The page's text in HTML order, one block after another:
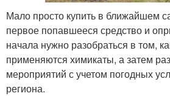
Мало просто купить в ближайшем
первое попавшееся средство и
начала нужно разобраться в том,
применяются химикаты, а затем
мероприятий с учетом погодных
региона.